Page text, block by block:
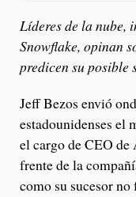
Líderes de la nube,
Snowflake, opinan
predicen su posible
Jeff Bezos envió
estadounidenses el
el cargo de CEO de
frente de la
como su sucesor no